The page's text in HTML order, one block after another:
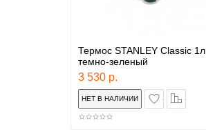
Термос STANLEY Classic 1л
темно-зеленый
3 530 р.
в закладки